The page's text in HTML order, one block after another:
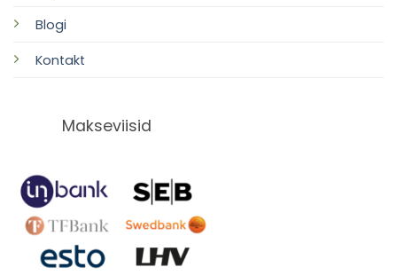
Blogi
Kontakt
Makseviisid